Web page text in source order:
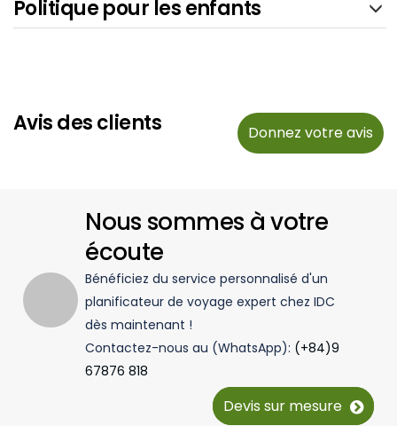
Politique pour les enfants
Avis des clients Donnez votre avis
Nous sommes à votre
écoute
Bénéficiez du service personnalisé d'un
planificateur de voyage expert chez IDC
dès maintenant !
Contactez-nous au (WhatsApp): (+84)9
67876 818
Devis sur mesure